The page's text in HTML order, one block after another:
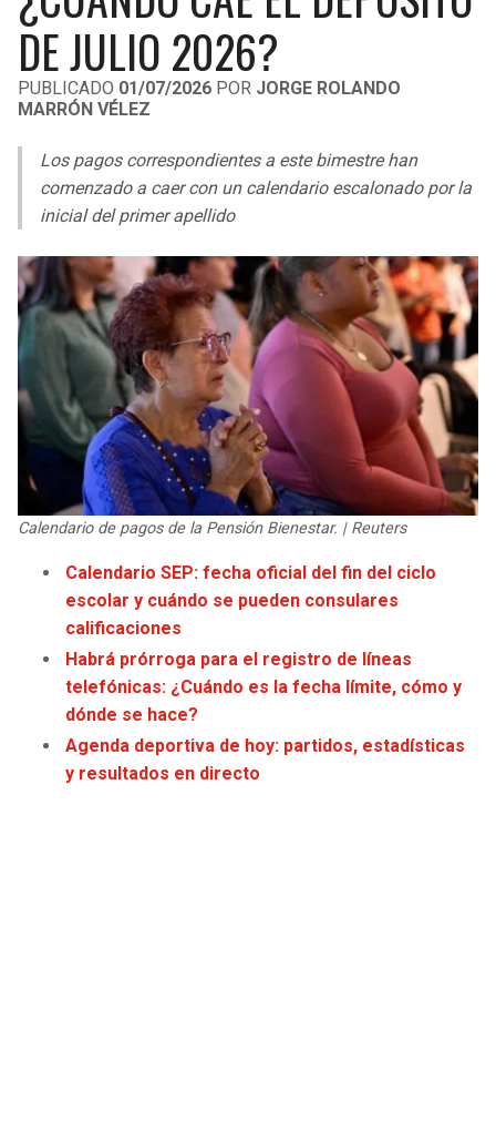
LIGA DE EXPANSIÓN MX
LEAGUES CUP
UEFA EUROPA LEAGUE
UEFA CONFERENCE LEAGUE
MLS
COPA LIBERTADORES
COPA SUDAMERICANA
LIGA BETPLAY
OTRAS LIGAS
RAIDERS
CHARGERS
RAVENS
BROWNS
STEELERS
TEXANS
COLTS
JAGUARS
TITANS
COWBOYS
GIANTS
EAGLES
CAVALIERS
PISTONS
PACERS
HAWKS
HORNETS
HEAT
MAGIC
WIZARDS
WARRIORS
CLIPPERS
LAKERS
SUNS
DE JULIO 2026?
PUBLICADO 01/07/2026 POR JORGE ROLANDO
MARRÓN VÉLEZ
Los pagos correspondientes a este bimestre han
comenzado a caer con un calendario escalonado por la
inicial del primer apellido
Calendario de pagos de la Pensión Bienestar. | Reuters
Calendario SEP: fecha oficial del fin del ciclo
escolar y cuándo se pueden consulares
calificaciones
Habrá prórroga para el registro de líneas
telefónicas: ¿Cuándo es la fecha límite, cómo y
dónde se hace?
Agenda deportiva de hoy: partidos, estadísticas
y resultados en directo